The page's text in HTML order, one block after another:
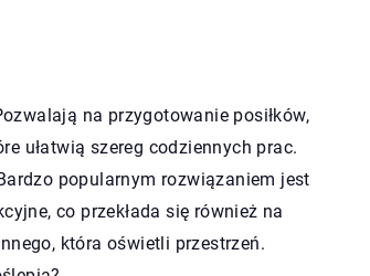
na przygotowanie posiłków,
ułatwią szereg codziennych prac.
popularnym rozwiązaniem jest
co przekłada się również na
która oświetli przestrzeń.